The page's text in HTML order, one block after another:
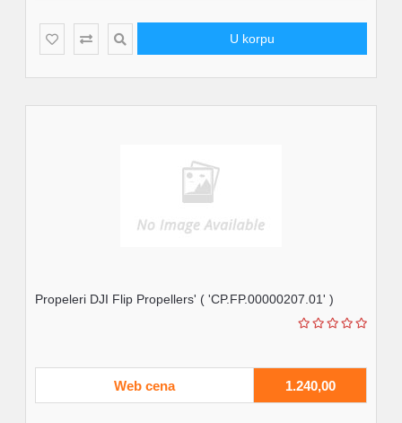
U korpu
Propeleri DJI Flip Propellers' ( 'CP.FP.00000207.01' )
Web cena 1.240,00